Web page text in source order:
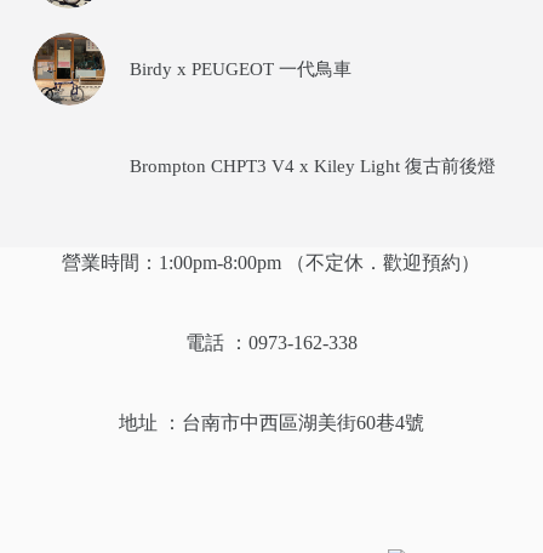
Birdy x PEUGEOT 一代鳥車
Brompton CHPT3 V4 x Kiley Light 復古前後燈
營業時間：1:00pm-8:00pm （不定休．歡迎預約）
電話 ：0973-162-338
地址 ： 台南市中西區湖美街60巷4號